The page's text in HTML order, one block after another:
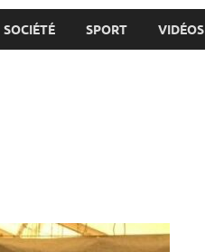
SOCIÉTÉ SPORT VIDÉOS